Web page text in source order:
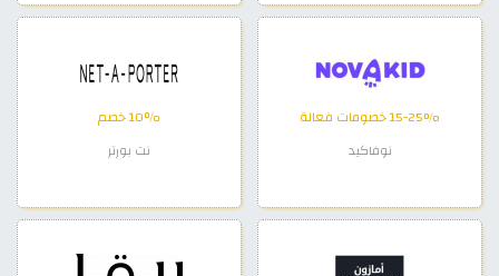
15-25% خصومات فعالة
نوفاكيد
10٪ خصم
نت بورتر